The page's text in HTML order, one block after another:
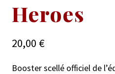
Heroes
20,00 €
Booster scellé officiel de